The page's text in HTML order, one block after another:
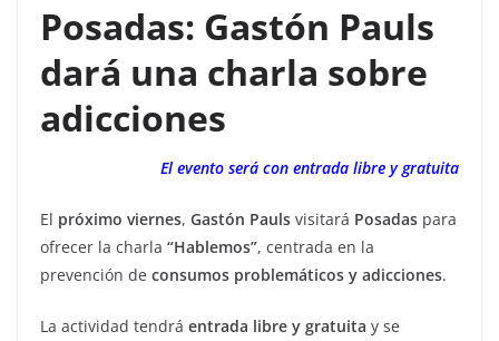
Posadas: Gastón Pauls
dará una charla sobre
adicciones
El evento será con entrada libre y gratuita
El próximo viernes, Gastón Pauls visitará Posadas para
ofrecer la charla “Hablemos”, centrada en la
prevención de consumos problemáticos y adicciones.
La actividad tendrá entrada libre y gratuita y se